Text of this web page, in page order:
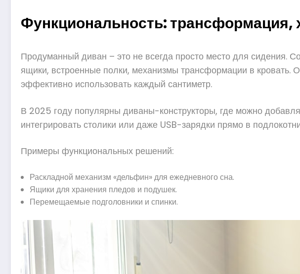
Функциональность: трансформация,
Продуманный диван – это не всегда просто место для сидения.
ящики, встроенные полки, механизмы трансформации в кровать.
эффективно использовать каждый сантиметр.
В 2025 году популярны диваны-конструкторы, где можно
интегрировать столики или даже USB-зарядки прямо в
Примеры функциональных решений:
Раскладной механизм «дельфин» для ежедневного сна.
Ящики для хранения пледов и подушек.
Перемещаемые подголовники и спинки.